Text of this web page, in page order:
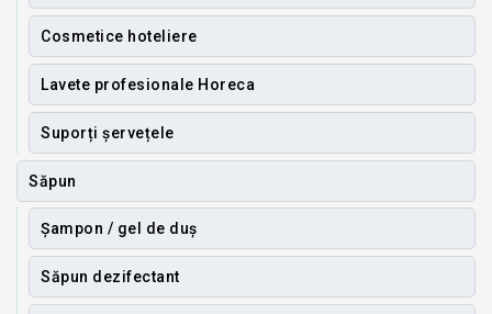
Cosmetice hoteliere
Lavete profesionale Horeca
Suporți șervețele
Săpun
Șampon / gel de duș
Săpun dezifectant